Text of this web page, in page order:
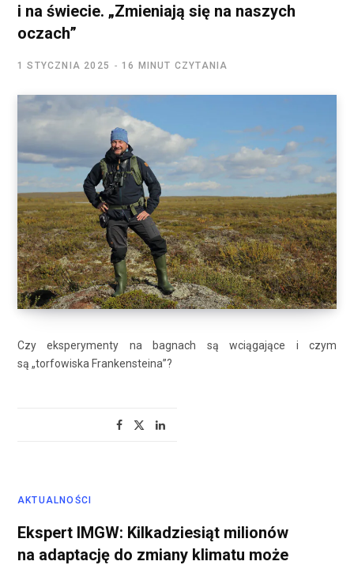
i na świecie. „Zmieniają się na naszych
oczach”
1 STYCZNIA 2025 16 MINUT CZYTANIA
Czy eksperymenty na bagnach są wciągające i czym
są „torfowiska Frankensteina”?
AKTUALNOŚCI
Ekspert IMGW: Kilkadziesiąt milionów
na adaptację do zmiany klimatu może